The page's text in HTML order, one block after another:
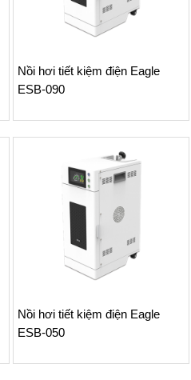
Nồi hơi tiết kiệm điện Eagle
ESB-090
Nồi hơi tiết kiệm điện Eagle
ESB-050